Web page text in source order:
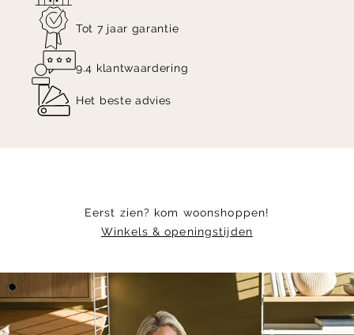
zowel functioneel- als sfeerlicht te verkrijgen.
Shop getoonde Secto Atto 5000 hanglamp nu
online!
Tot 7 jaar garantie
9.4 klantwaardering
Het beste advies
Eerst zien? kom woonshoppen!
Winkels & openingstijden